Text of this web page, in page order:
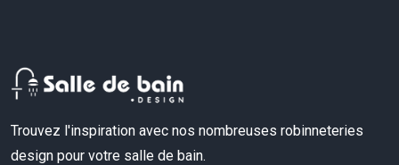
Trouvez l'inspiration avec nos nombreuses robinneteries
design pour votre salle de bain.